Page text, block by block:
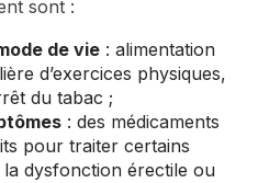
sont :
de vie : alimentation
d’exercices physiques,
du tabac ;
: des médicaments
pour traiter certains
dysfonction érectile ou